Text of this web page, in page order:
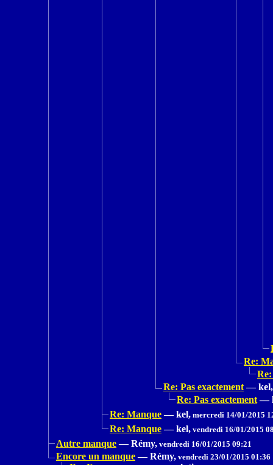
Re:
Re: Pas exactement — kel,
Re: Pas exactement —
Re: Manque — kel, mercredi 14/01/2015
Re: Manque — kel, vendredi 16/01/2015
Autre manque — Rémy, vendredi 16/01/2015 09:21
Encore un manque — Rémy, vendredi 23/01/2015 01:36